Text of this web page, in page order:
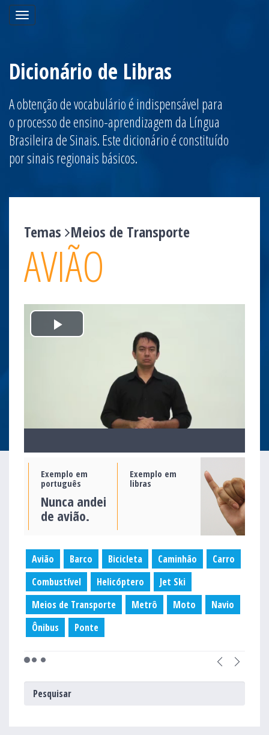
Toggle
navigation
Dicionário de Libras
A obtenção de vocabulário é indispensável para
o processo de ensino-aprendizagem da Língua
Brasileira de Sinais. Este dicionário é constituído
por sinais regionais básicos.
Temas Meios de Transporte
AVIÃO
Play
Exemplo em
português
Nunca andei
de avião.
Exemplo em
libras
Avião Barco Bicicleta Caminhão
Carro
Combustível
Helicóptero
Jet Ski
Meios de Transporte
Metrô Moto
Navio
Ônibus
Ponte